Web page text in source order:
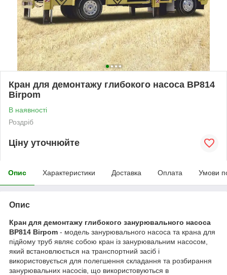
Кран для демонтажу глибокого насоса BP814
Birpom
В наявності
Роздріб
Ціну уточнюйте
Опис Характеристики Доставка Оплата Умови
Опис
Кран для демонтажу глибокого занурювального насоса
BP814 Birpom - модель занурювального насоса та крана для
підйому труб являє собою кран із занурювальним насосом,
який встановлюється на транспортний засіб і
використовується для полегшення складання та розбирання
занурювальних насосів, що використовуються в